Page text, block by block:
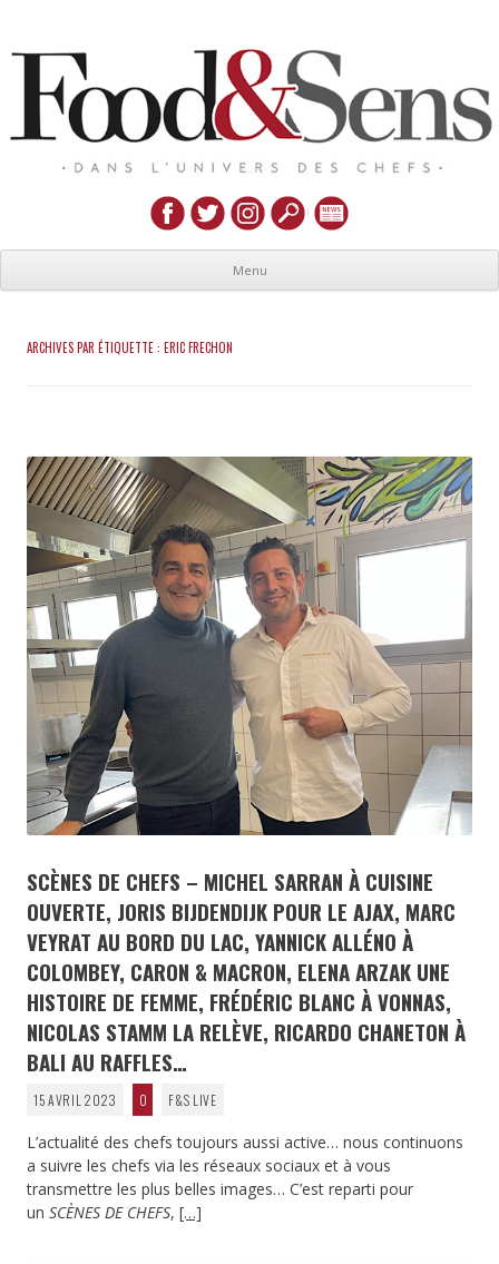
Menu
ARCHIVES PAR ÉTIQUETTE : ERIC FRECHON
SCÈNES DE CHEFS – MICHEL SARRAN À CUISINE
OUVERTE, JORIS BIJDENDIJK POUR LE AJAX, MARC
VEYRAT AU BORD DU LAC, YANNICK ALLÉNO À
COLOMBEY, CARON & MACRON, ELENA ARZAK UNE
HISTOIRE DE FEMME, FRÉDÉRIC BLANC À VONNAS,
NICOLAS STAMM LA RELÈVE, RICARDO CHANETON À
BALI AU RAFFLES…
15 AVRIL 2023 0 F&S LIVE
L’actualité des chefs toujours aussi active… nous continuons
a suivre les chefs via les réseaux sociaux et à vous
transmettre les plus belles images… C’est reparti pour
un SCÈNES DE CHEFS, […]